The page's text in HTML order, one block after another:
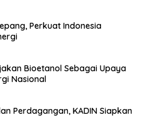
Perkuat Indonesia
Bioetanol Sebagai Upaya
Nasional
Perdagangan, KADIN Siapkan